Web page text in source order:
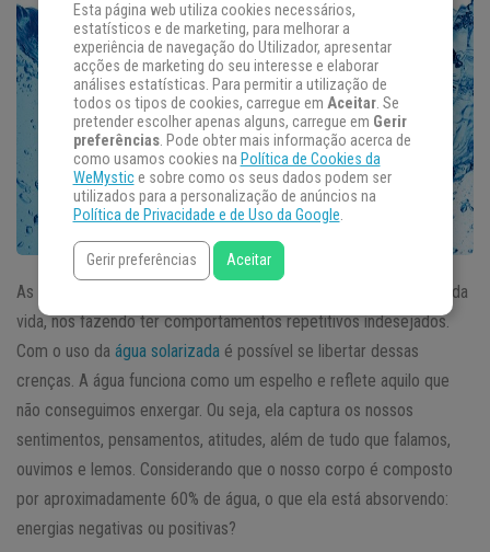
As crenças limitantes podem nos prejudicar em vários âmbitos da
vida, nos fazendo ter comportamentos repetitivos indesejados.
Com o uso da água solarizada é possível se libertar dessas
crenças. A água funciona como um espelho e reflete aquilo que
não conseguimos enxergar. Ou seja, ela captura os nossos
sentimentos, pensamentos, atitudes, além de tudo que falamos,
ouvimos e lemos. Considerando que o nosso corpo é composto
por aproximadamente 60% de água, o que ela está absorvendo:
energias negativas ou positivas?
Esta página web utiliza cookies necessários,
estatísticos e de marketing, para melhorar a
experiência de navegação do Utilizador, apresentar
acções de marketing do seu interesse e elaborar
análises estatísticas. Para permitir a utilização de
todos os tipos de cookies, carregue em Aceitar. Se
pretender escolher apenas alguns, carregue em Gerir
preferências. Pode obter mais informação acerca de
como usamos cookies na Política de Cookies da
WeMystice sobre como os seus dados podem ser
utilizados para a personalização de anúncios na
Política de Privacidade e de Uso da Google.
Gerir preferências Aceitar